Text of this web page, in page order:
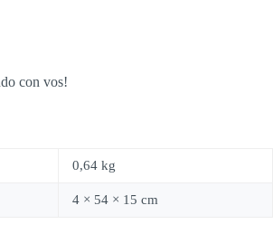
con vos!
0,64 kg
4 × 54 × 15 cm